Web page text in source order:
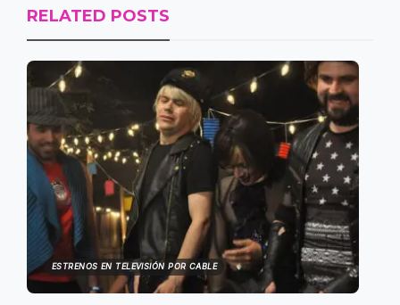
RELATED POSTS
ESTRENOS EN TELEVISIÓN POR CABLE